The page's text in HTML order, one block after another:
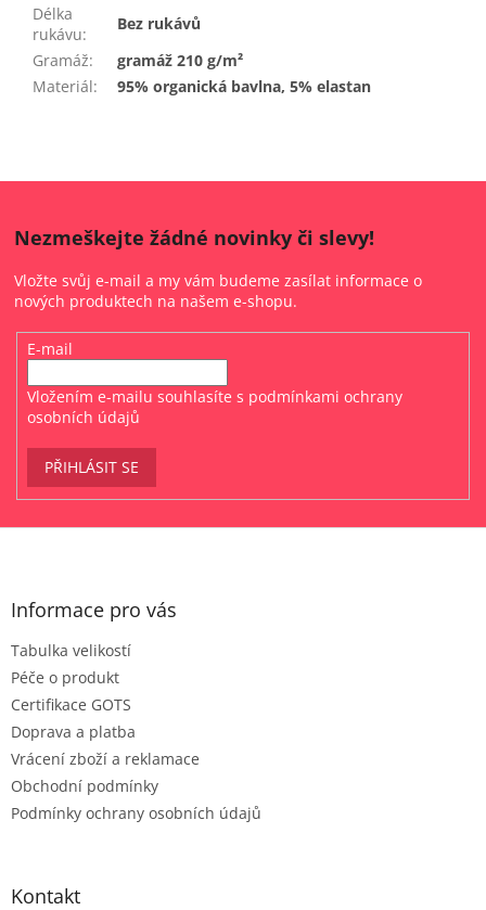
Délka
rukávu:
Bez rukávů
Gramáž:
gramáž 210 g/m²
Materiál: 95% organická bavlna, 5% elastan
Nezmeškejte žádné novinky či slevy!
Vložte svůj e-mail a my vám budeme zasílat informace o
nových produktech na našem e-shopu.
E-mail
Vložením e-mailu souhlasíte s podmínkami ochrany
osobních údajů
PŘIHLÁSIT SE
Z
Informace pro vás
Tabulka velikostí
Péče o produkt
Certifikace GOTS
Doprava a platba
Vrácení zboží a reklamace
Obchodní podmínky
Podmínky ochrany osobních údajů
Kontakt